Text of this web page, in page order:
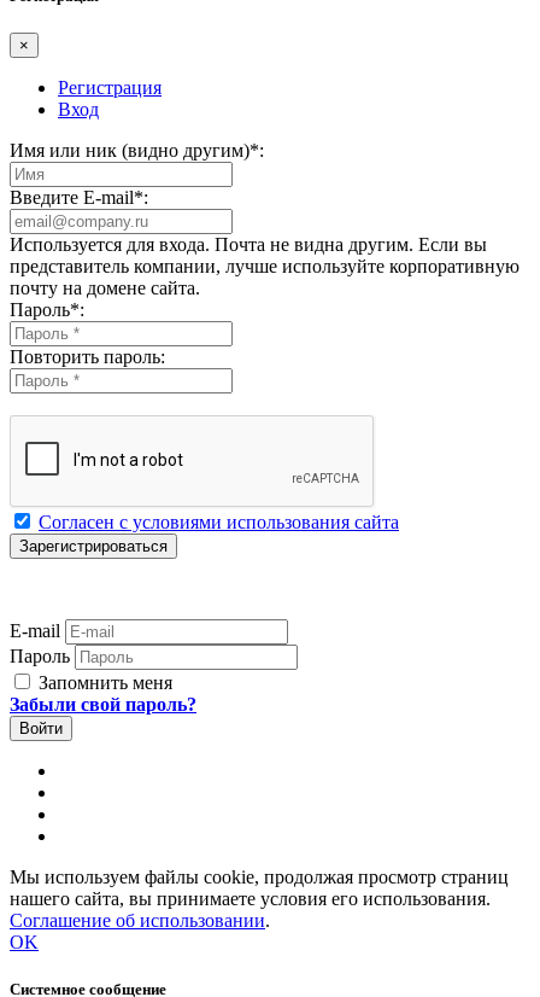
×
Регистрация
Вход
Имя или ник (видно другим)*:
Введите E-mail*:
Используется для входа. Почта не видна другим. Если вы
представитель компании, лучше используйте корпоративную
почту на домене сайта.
Пароль*:
Повторить пароль:
Согласен с условиями использования сайта
E-mail
Пароль
Запомнить меня
Забыли свой пароль?
Мы используем файлы cookie, продолжая просмотр страниц
нашего сайта, вы принимаете условия его использования.
Соглашение об использовании.
OK
Системное сообщение